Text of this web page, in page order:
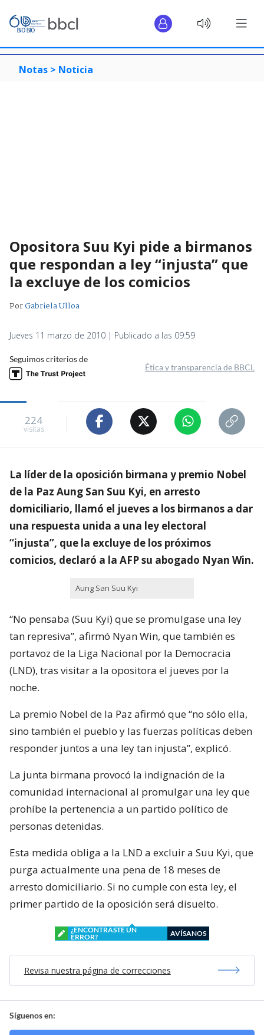
Notas > Noticia
Opositora Suu Kyi pide a birmanos
que respondan a ley “injusta” que
la excluye de los comicios
PorGabriela Ulloa
Jueves 11 marzo de 2010 | Publicado a las 09:59
Seguimos criterios de
Ética y transparencia de BBCL
224
visitas
La líder de la oposición birmana y premio Nobel
de la Paz Aung San Suu Kyi, en arresto
domiciliario, llamó el jueves a los birmanos a dar
una respuesta unida a una ley electoral
“injusta”, que la excluye de los próximos
comicios, declaró a la AFP su abogado Nyan Win.
Aung San Suu Kyi
“No pensaba (Suu Kyi) que se promulgase una ley
tan represiva”, afirmó Nyan Win, que también es
portavoz de la Liga Nacional por la Democracia
(LND), tras visitar a la opositora el jueves por la
noche.
La premio Nobel de la Paz afirmó que “no sólo ella,
sino también el pueblo y las fuerzas políticas deben
responder juntos a una ley tan injusta”, explicó.
La junta birmana provocó la indignación de la
comunidad internacional al promulgar una ley que
prohíbe la pertenencia a un partido político de
personas detenidas.
Esta medida obliga a la LND a excluir a Suu Kyi, que
purga actualmente una pena de 18 meses de
arresto domiciliario. Si no cumple con esta ley, el
primer partido de la oposición será disuelto.
¿ENCONTRASTE UN
ERROR?
AVÍSANOS
Revisa nuestra página de correcciones
Síguenos en: